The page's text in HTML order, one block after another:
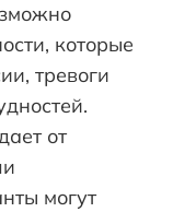
которые
тревоги
от
могут